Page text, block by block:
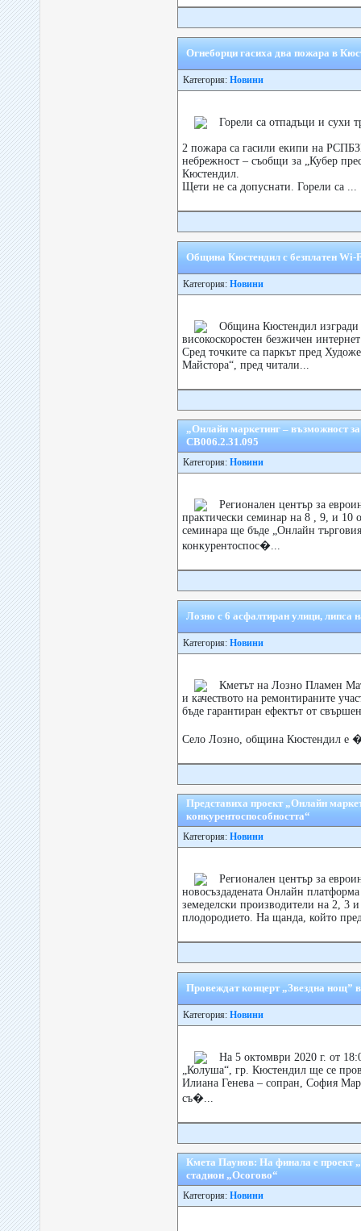
Огнеборци гасиха два пожара в
Категория: Новини
Горели са отпадъци и сухи
2 пожара са гасили екипи на
небрежност – съобщи за „Кубер
Кюстендил.
Щети не са допуснати. Горели са ...
Община Кюстендил с безплатен Wi-
Категория: Новини
Община Кюстендил изгради
високоскоростен безжичен
Сред точките са паркът пред
Майстора“, пред читали...
„Онлайн маркетинг – възможност
CB006.2.31.095
Категория: Новини
Регионален център за
практически семинар на 8 , 9, и 10
семинара ще бъде „Онлайн
конкурентоспос�...
Лозно с 6 асфалтиран улици, липса
Категория: Новини
Кметът на Лозно Пламен
и качеството на ремонтираните
бъде гарантиран ефектът от
Село Лозно, община Кюстендил е
Представиха проект „Онлайн
конкурентоспособността“
Категория: Новини
Регионален център за
новосъздадената Онлайн
земеделски производители на 2, 3
плодородието. На щанда, който
Провеждат концерт „Звездна нощ”
Категория: Новини
На 5 октомври 2020 г. от
„Колуша“, гр. Кюстендил ще се
Илиана Генева – сопран, София
съ�...
Кмета Паунов: На финала е проект
стадион „Осогово“
Категория: Новини